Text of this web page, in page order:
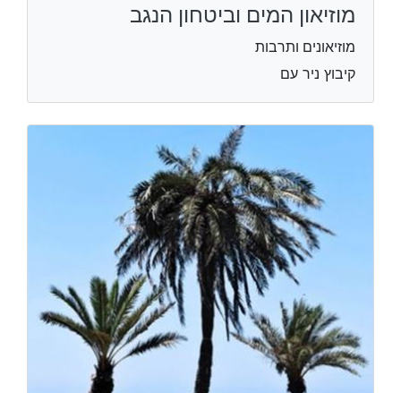
מוזיאון המים וביטחון הנגב
מוזיאונים ותרבות
קיבוץ ניר עם